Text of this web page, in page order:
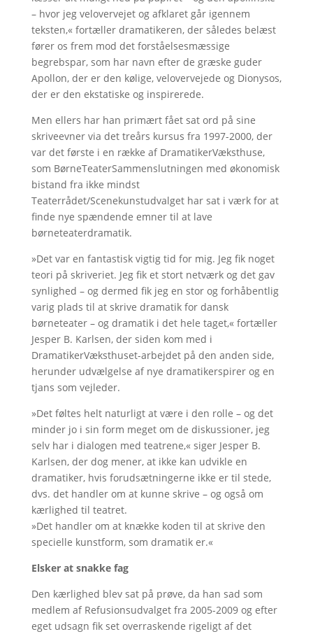
– hvor jeg velovervejet og afklaret går igennem
teksten,« fortæller dramatikeren, der således belæst
fører os frem mod det forståelsesmæssige
begrebspar, som har navn efter de græske guder
Apollon, der er den kølige, velovervejede og Dionysos,
der er den ekstatiske og inspirerede.
Men ellers har han primært fået sat ord på sine
skriveevner via det treårs kursus fra 1997-2000, der
var det første i en række af DramatikerVæksthuse,
som BørneTeaterSammenslutningen med økonomisk
bistand fra ikke mindst
Teaterrådet/Scenekunstudvalget har sat i værk for at
finde nye spændende emner til at lave
børneteaterdramatik.
»Det var en fantastisk vigtig tid for mig. Jeg fik noget
teori på skriveriet. Jeg fik et stort netværk og det gav
synlighed – og dermed fik jeg en stor og forhåbentlig
varig plads til at skrive dramatik for dansk
børneteater – og dramatik i det hele taget,« fortæller
Jesper B. Karlsen, der siden kom med i
DramatikerVæksthuset-arbejdet på den anden side,
herunder udvælgelse af nye dramatikerspirer og en
tjans som vejleder.
»Det føltes helt naturligt at være i den rolle – og det
minder jo i sin form meget om de diskussioner, jeg
selv har i dialogen med teatrene,« siger Jesper B.
Karlsen, der dog mener, at ikke kan udvikle en
dramatiker, hvis forudsætningerne ikke er til stede,
dvs. det handler om at kunne skrive – og også om
kærlighed til teatret.
»Det handler om at knække koden til at skrive den
specielle kunstform, som dramatik er.«
Elsker at snakke fag
Den kærlighed blev sat på prøve, da han sad som
medlem af Refusionsudvalget fra 2005-2009 og efter
eget udsagn fik set overraskende rigeligt af det